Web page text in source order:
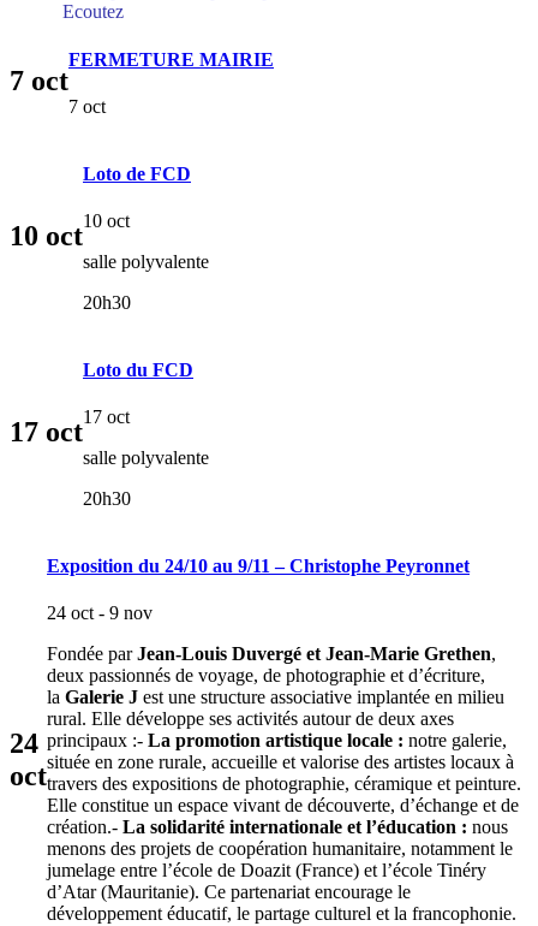
Ecoutez
7 oct
FERMETURE MAIRIE
7 oct
10 oct
Loto de FCD
10 oct
salle polyvalente
20h30
17 oct
Loto du FCD
17 oct
salle polyvalente
20h30
24
oct
Exposition du 24/10 au 9/11 – Christophe Peyronnet
24 oct - 9 nov
Fondée parJean-Louis Duvergé et Jean-Marie Grethen,
deux passionnés de voyage, de photographie et d’écriture,
la Galerie J est une structure associative implantée en milieu
rural. Elle développe ses activités autour de deux axes
principaux :- La promotion artistique locale : notre galerie,
située en zone rurale, accueille et valorise des artistes locaux à
travers des expositions de photographie, céramique et peinture.
Elle constitue un espace vivant de découverte, d’échange et de
création.- La solidarité internationale et l’éducation : nous
menons des projets de coopération humanitaire, notamment le
jumelage entre l’école de Doazit (France) et l’école Tinéry
d’Atar (Mauritanie). Ce partenariat encourage le
développement éducatif, le partage culturel et la francophonie.